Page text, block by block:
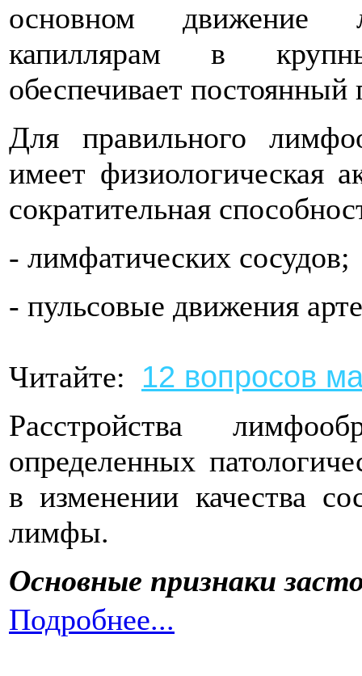
основном движение
капиллярам в
обеспечивает
Для правильного
имеет физиологическая
сократительная
- лимфатических сосудов;
- пульсовые движения
Читайте: 12 вопросов
Расстройства
определенных
в изменении качества
лимфы.
Основные признаки
Подробнее...